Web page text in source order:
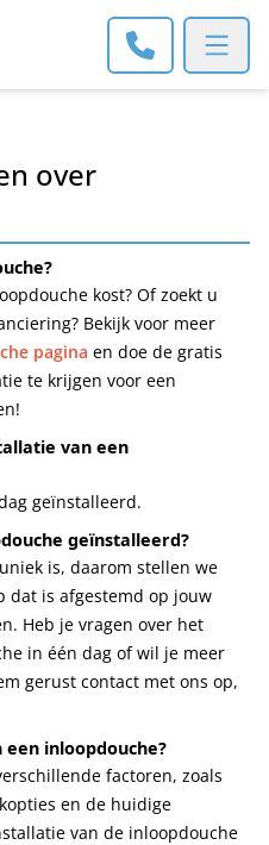
Open
over
kost? Of zoekt u
Bekijk voor meer
pagina en doe de gratis
te krijgen voor een
van een
geïnstalleerd.
geïnstalleerd?
is, daarom stellen we
dat is afgestemd op jouw
Heb je vragen over het
in één dag of wil je meer
gerust contact met ons op,
inloopdouche?
factoren, zoals
en de huidige
van de inloopdouche